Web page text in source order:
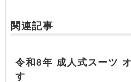
関連記事
令和8年 成人式スーツ
す